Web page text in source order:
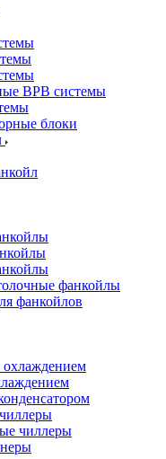
ВРВ системы
блоки
фанкойлы
фанкойлов
чиллеры